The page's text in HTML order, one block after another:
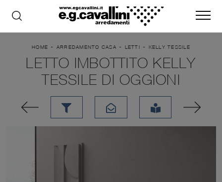
HOME - ARREDAMENTO CASA - LETTI - KELLY TESSILE
LETTO IMBOTTITO KELLY
TESSILE DI OGGIONI